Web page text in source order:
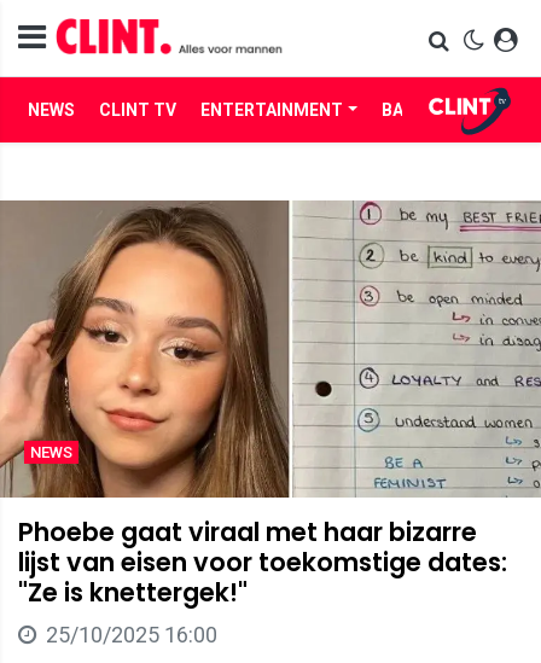
NEWS CLINT TV ENTERTAINMENT BABES LIFE
NEWS
Phoebe gaat viraal met haar bizarre
lijst van eisen voor toekomstige dates:
"Ze is knettergek!"
25/10/2025 16:00